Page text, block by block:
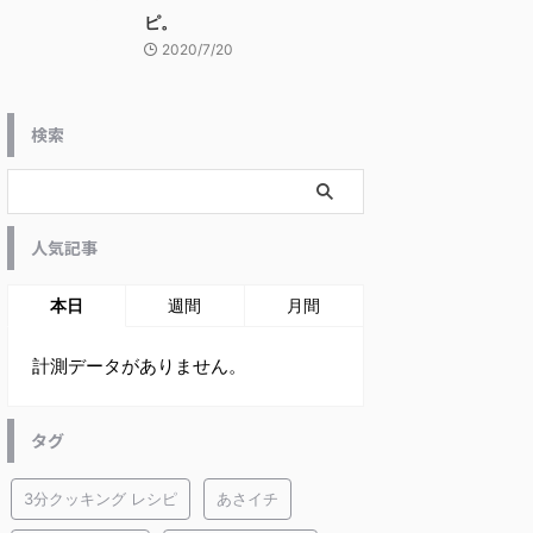
ピ。
2020/7/20
検索
人気記事
本日 週間 月間
計測データがありません。
タグ
3分クッキング レシピ あさイチ